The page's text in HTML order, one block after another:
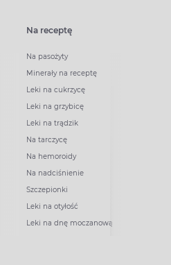
Na receptę
Na pasożyty
Minerały na receptę
Leki na cukrzycę
Leki na grzybicę
Leki na trądzik
Na tarczycę
Na hemoroidy
Na nadciśnienie
Szczepionki
Leki na otyłość
Leki na dnę moczanową